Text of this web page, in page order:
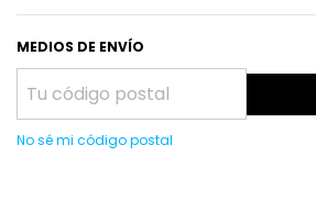
MEDIOS DE ENVÍO
No sé mi código postal